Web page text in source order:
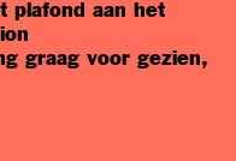
plafond aan het
graag voor gezien,